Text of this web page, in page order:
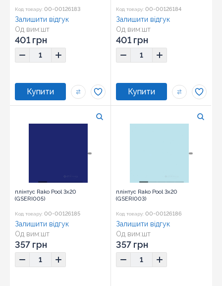
Код товару: 00-00126183
Од вим:шт
Розмір:2,4x20
Залишити відгук
401 грн
Код товару: 00-00126184
Од вим:шт
Розмір:2,4x20
Залишити відгук
401 грн
плінтус Rako Pool 3x20
(GSERI005)
Код товару: 00-00126185
Од вим:шт
Розмір:3x20
Залишити відгук
357 грн
плінтус Rako Pool 3x20
(GSERI003)
Код товару: 00-00126186
Од вим:шт
Розмір:3x20
Залишити відгук
357 грн